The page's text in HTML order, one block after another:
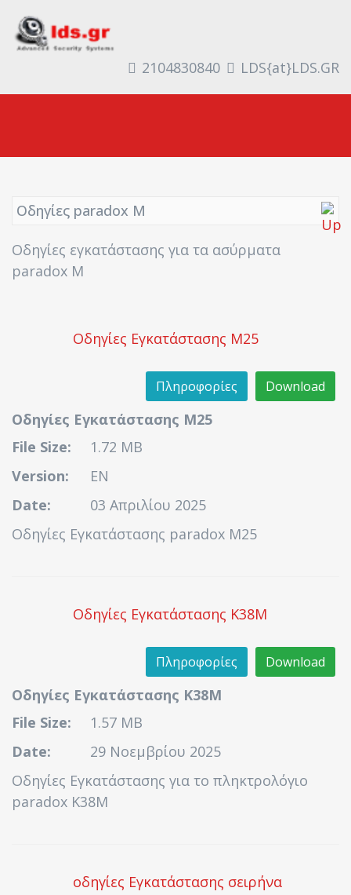
2104830840 LDS{at}LDS.GR
Οδηγίες paradox M
Οδηγίες εγκατάστασης για τα ασύρματα
paradox M
Οδηγίες Εγκατάστασης M25
Download
Πληροφορίες
Οδηγίες Εγκατάστασης M25
File Size:
1.72 MB
Version:
EN
Date:
03 Απριλίου 2025
Οδηγίες Εγκατάστασης paradox M25
Οδηγίες Εγκατάστασης K38M
Download
Πληροφορίες
Οδηγίες Εγκατάστασης K38M
File Size:
1.57 MB
Date:
29 Νοεμβρίου 2025
Οδηγίες Εγκατάστασης για το πληκτρολόγιο
paradox K38M
οδηγίες Εγκατάστασης σειρήνα